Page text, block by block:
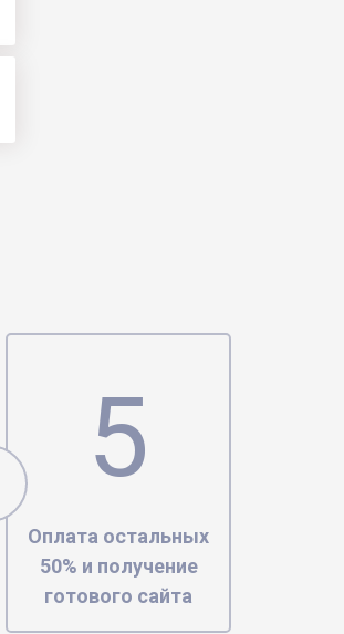
Оплата остальных
50% и получение
готового сайта